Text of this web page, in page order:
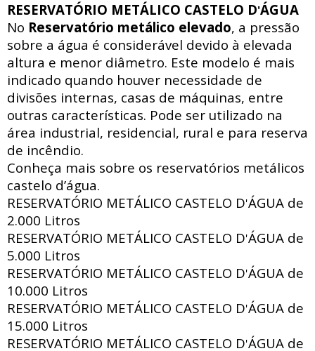
RESERVATÓRIO METÁLICO CASTELO D'ÁGUA
No Reservatório metálico elevado, a pressão
sobre a água é considerável devido à elevada
altura e menor diâmetro. Este modelo é mais
indicado quando houver necessidade de
divisões internas, casas de máquinas, entre
outras características. Pode ser utilizado na
área industrial, residencial, rural e para reserva
de incêndio.
Conheça mais sobre os reservatórios metálicos
castelo d’água.
RESERVATÓRIO METÁLICO CASTELO D'ÁGUA de
2.000 Litros
RESERVATÓRIO METÁLICO CASTELO D'ÁGUA de
5.000 Litros
RESERVATÓRIO METÁLICO CASTELO D'ÁGUA de
10.000 Litros
RESERVATÓRIO METÁLICO CASTELO D'ÁGUA de
15.000 Litros
RESERVATÓRIO METÁLICO CASTELO D'ÁGUA de